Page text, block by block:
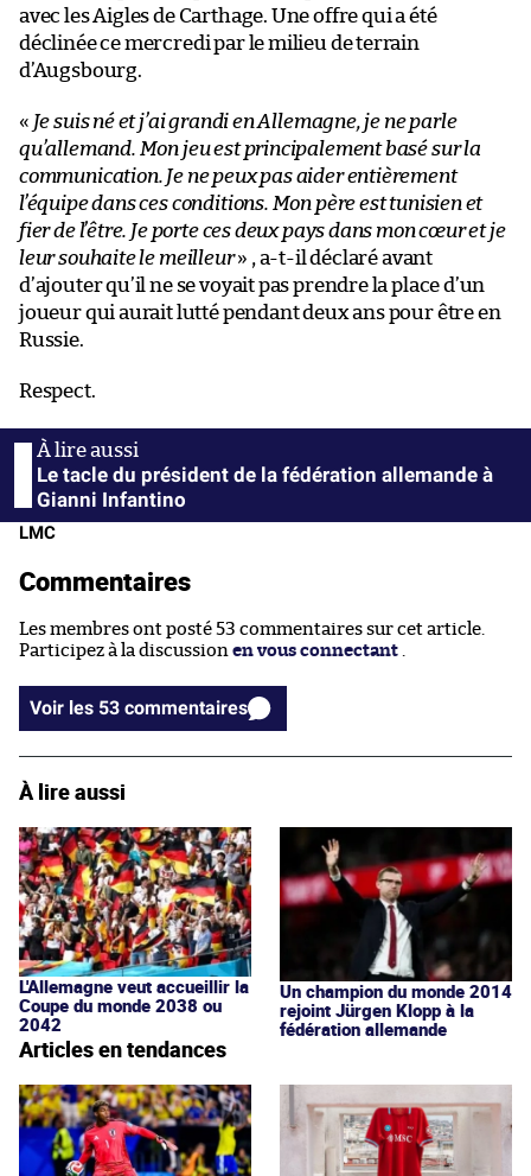
avec les Aigles de Carthage. Une offre qui a été
déclinée ce mercredi par le milieu de terrain
d’Augsbourg.
« Je suis né et j’ai grandi en Allemagne, je ne parle
qu’allemand. Mon jeu est principalement basé sur la
communication. Je ne peux pas aider entièrement
l’équipe dans ces conditions. Mon père est tunisien et
fier de l’être. Je porte ces deux pays dans mon cœur et je
leur souhaite le meilleur» , a-t-il déclaré avant
d’ajouter qu’il ne se voyait pas prendre la place d’un
joueur qui aurait lutté pendant deux ans pour être en
Russie.
Respect.
Le tacle du président de la fédération allemande à
Gianni Infantino
LMC
Commentaires
Les membres ont posté 53 commentaires sur cet article.
Participez à la discussion en vous connectant
Voir les 53 commentaires
À lire aussi
L'Allemagne veut accueillir la
Coupe du monde 2038 ou
2042
Un champion du monde 2014
rejoint Jürgen Klopp à la
fédération allemande
Articles en tendances